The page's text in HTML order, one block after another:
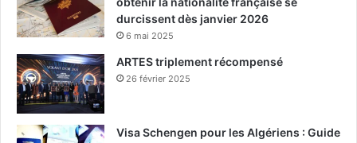
durcissent dès janvier 2026
6 mai 2025
ARTES triplement récompensé
26 février 2025
Visa Schengen pour les Algériens : Guide